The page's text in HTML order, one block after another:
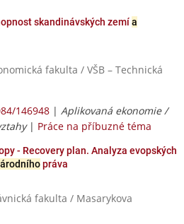
skandinávských zemía
fakulta / VŠB – Technická
146948 | Aplikovaná ekonomie /
| Práce na příbuzné téma
- Recovery plan. Analyza evopských
práva
fakulta / Masarykova